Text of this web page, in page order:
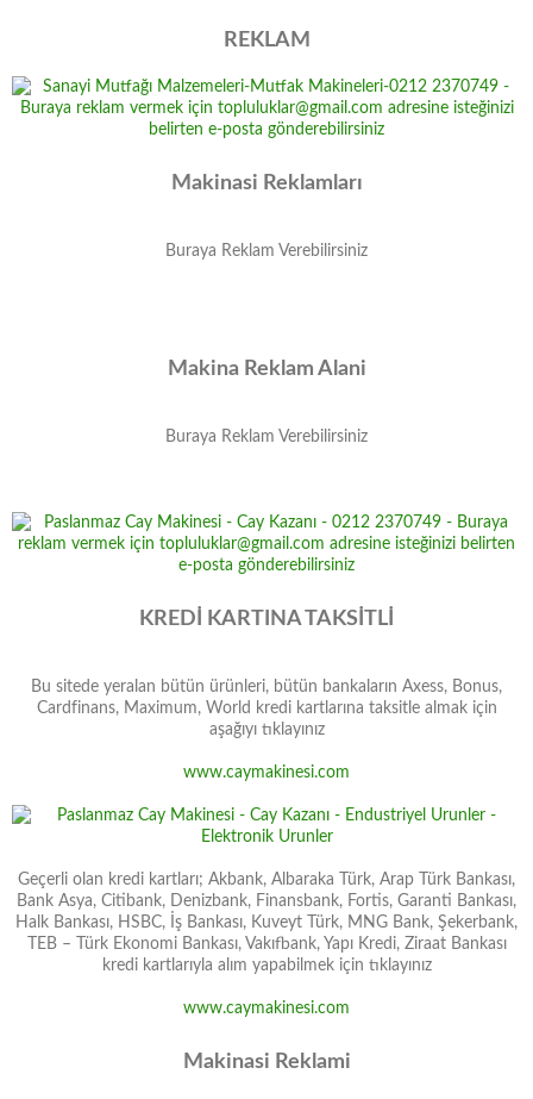
REKLAM
Makinasi Reklamları
Buraya Reklam Verebilirsiniz
Makina Reklam Alani
Buraya Reklam Verebilirsiniz
KREDİ KARTINA TAKSİTLİ
Bu sitede yeralan bütün ürünleri, bütün bankaların Axess, Bonus,
Cardfinans, Maximum, World kredi kartlarına taksitle almak için
aşağıyı tıklayınız
www.caymakinesi.com
Geçerli olan kredi kartları; Akbank, Albaraka Türk, Arap Türk Bankası,
Bank Asya, Citibank, Denizbank, Finansbank, Fortis, Garanti Bankası,
Halk Bankası, HSBC, İş Bankası, Kuveyt Türk, MNG Bank, Şekerbank,
TEB – Türk Ekonomi Bankası, Vakıfbank, Yapı Kredi, Ziraat Bankası
kredi kartlarıyla alım yapabilmek için tıklayınız
www.caymakinesi.com
Makinasi Reklami